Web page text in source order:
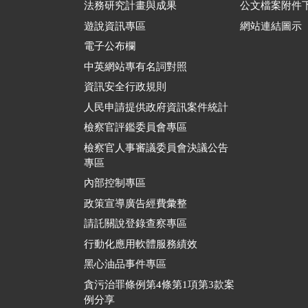
法務研究計畫與成果
遊說資訊專區
電子公布欄
中英網站專有名詞對照
資訊安全行政規則
人民申請提供政府資訊案件統計
檢察官評鑑委員會專區
檢察官人事審議委員會決議公告
專區
內部控制專區
政策宣導廣告經費彙整
請託關說登錄查察專區
行動化應用軟體服務績效
黑心油品事件專區
貪污治罪條例第4條第1項第3款案
例分享
公文檔案附件
網站連結圖示